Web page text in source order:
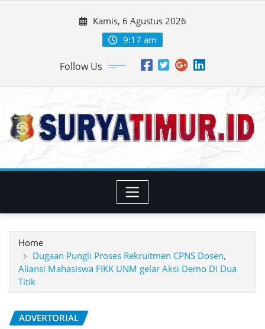
Kamis, 6 Agustus 2026
9:17 am
Follow Us
Home
Dugaan Pungli Proses Rekruitmen CPNS Dosen,
Aliansi Mahasiswa FIKK UNM gelar Aksi Demo Di Dua
Titik
ADVERTORIAL